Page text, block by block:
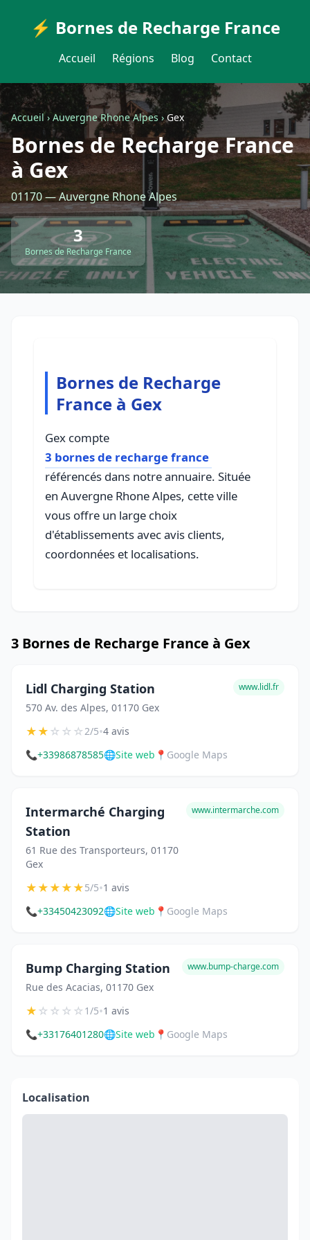
⚡ Bornes de Recharge France
Accueil Régions Blog Contact
Accueil›Auvergne Rhone Alpes›Gex
Bornes de Recharge France
à Gex
01170 — Auvergne Rhone Alpes
3
Bornes de Recharge France
Bornes de Recharge
France à Gex
Gex compte
3 bornes de recharge france
référencés dans notre annuaire. Située
en Auvergne Rhone Alpes, cette ville
vous offre un large choix
d'établissements avec avis clients,
coordonnées et localisations.
3 Bornes de Recharge France à Gex
Lidl Charging Station
570 Av. des Alpes, 01170 Gex
www.lidl.fr
★★☆☆☆2/5•4 avis
📞+33986878585🌐Site web 📍 Google Maps
Intermarché Charging
Station
61 Rue des Transporteurs, 01170
Gex
www.intermarche.com
★★★★★5/5•1 avis
📞+33450423092🌐Site web 📍 Google Maps
Bump Charging Station
Rue des Acacias, 01170 Gex
www.bump-charge.com
★☆☆☆☆1/5•1 avis
📞+33176401280🌐Site web 📍 Google Maps
Localisation